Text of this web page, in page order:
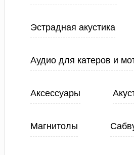
Эстрадная акустика
Аудио для катеров и
Аксессуары
Магнитолы